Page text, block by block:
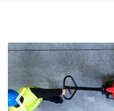
Previous